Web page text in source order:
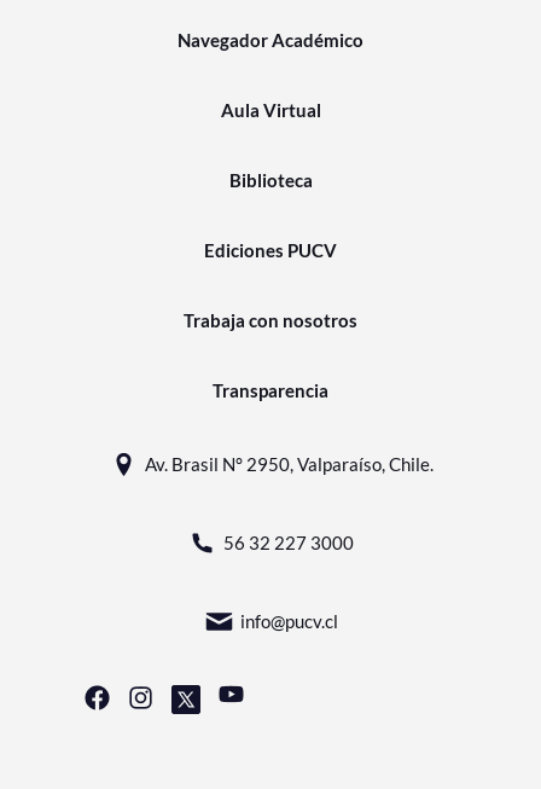
Navegador Académico
Aula Virtual
Biblioteca
Ediciones PUCV
Trabaja con nosotros
Transparencia
Av. Brasil N° 2950, Valparaíso, Chile.
56 32 227 3000
info@pucv.cl